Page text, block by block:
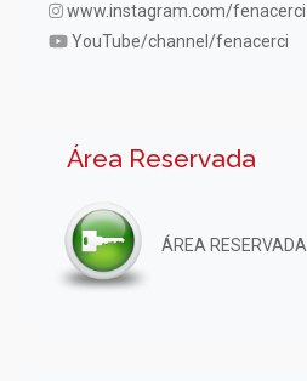
www.instagram.com/fenacerci
YouTube/channel/fenacerci
Área Reservada
ÁREA RESERVADA